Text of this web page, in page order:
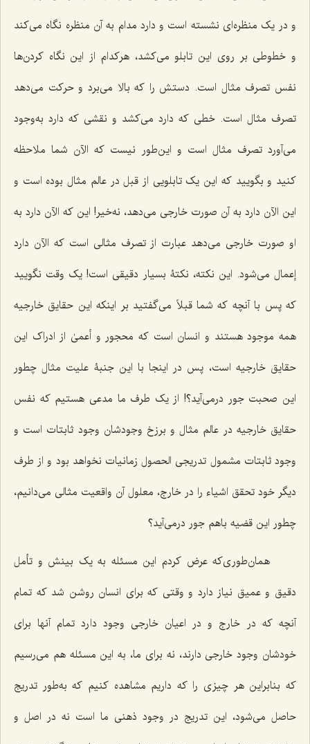
و در یک منظره‌اى نشسته است و دارد مدام به آن منظره نگاه مى‌کند
و خطوطى بر روى این تابلو مى‌کشد، هرکدام از این نگاه کردن‌ها
نفس تصرف مثال است. دستش را که بالا مى‌برد و حرکت مى‌دهد
تصرف مثال است. خطى که دارد مى‌کشد و نقشى که دارد به‌وجود
مى‌آورد تصرف مثال است و این‌طور نیست که الآن شما ملاحظه
کنید و بگویید که این یک تابلویى از قبل در عالم مثال بوده است و
این الآن دارد به آن صورت خارجى مى‌دهد، نه‌خیر! این که الآن دارد به
او صورت خارجى مى‌دهد عبارت از تصرف مثالى است که الآن دارد
إعمال مى‌شود. این نکته، نکتۀ بسیار دقیقى است! یک وقت نگویید
که پس با آنچه که شما قبلاً مى‌گفتید بر اینکه این حقایق خارجیه
همه موجود هستند و انسان است که محجور و أعمىٰ از ادراک این
حقایق خارجیه است، پس در اینجا با این جنبۀ علیت‌ مثال چطور
این صحبت جور درمى‌آید؟! از یک طرف ما مدعى هستیم که نفس
حقایق خارجیه در عالم مثال و برزخ وجودشان وجود ثابتات است و
وجود ثابتات مشمول تدریجى الحصول زمانیات نخواهد بود و از طرف
دیگر خود تحقق اشیاء را در خارج، معلول آن واقعیت مثالى مى‌دانیم،
چطور این قضیه باهم جور درمى‌آید؟
همان‌طوری‌که عرض کردم این مسئله به یک بینش و تأمل
دقیق و عمیق نیاز دارد و وقتى که براى انسان روشن شد که تمام
آنچه که در خارج و در اعیان خارجی وجود دارد تمام آنها براى
خودشان وجود خارجى دارند، نه براى ما، به این مسئله هم مى‌رسیم
که بنابراین هر چیزى را که داریم مشاهده کنیم که به‌طور تدریج
حاصل مى‌شود، این تدریج در وجود ذهنى ما است نه در اصل و